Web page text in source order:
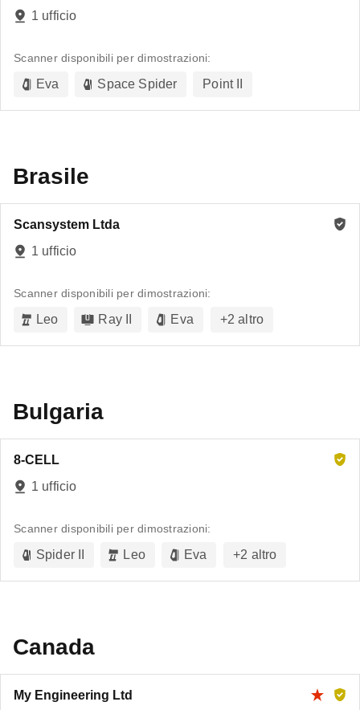
1 ufficio
Scanner disponibili per dimostrazioni:
Eva Space Spider Point II
Brasile
Scansystem Ltda
1 ufficio
Scanner disponibili per dimostrazioni:
Leo Ray II Eva +2 altro
Bulgaria
8-CELL
1 ufficio
Scanner disponibili per dimostrazioni:
Spider II Leo Eva +2 altro
Canada
My Engineering Ltd